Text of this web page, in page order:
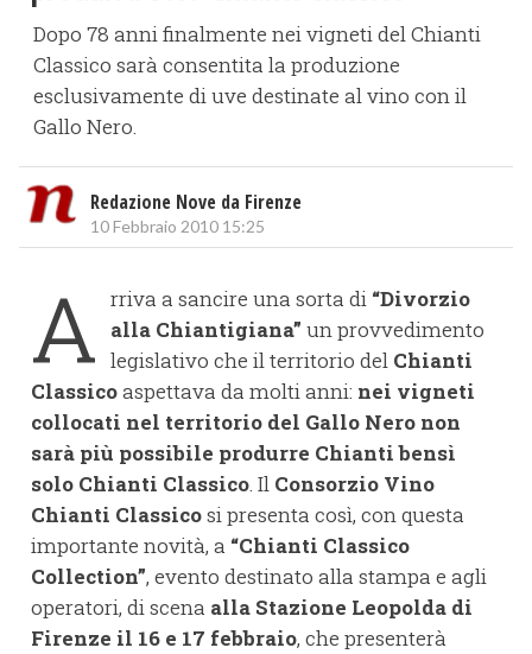
Dopo 78 anni finalmente nei vigneti del Chianti
Classico sarà consentita la produzione
esclusivamente di uve destinate al vino con il
Gallo Nero.
Redazione Nove da Firenze
10 Febbraio 2010 15:25
A rriva a sancire una sorta di “Divorzio
alla Chiantigiana” un provvedimento
legislativo che il territorio del Chianti
Classicoaspettava da molti anni: nei vigneti
collocati nel territorio del Gallo Nero non
sarà più possibile produrre Chianti bensì
solo Chianti Classico. Il Consorzio Vino
Chianti Classicosi presenta così, con questa
importante novità, a “Chianti Classico
Collection”, evento destinato alla stampa e agli
operatori, di scena alla Stazione Leopolda di
Firenze il 16 e 17 febbraio, che presenterà